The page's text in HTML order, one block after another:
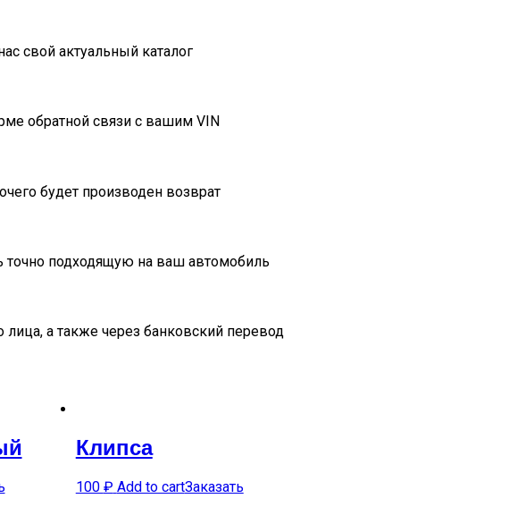
свой актуальный каталог
обратной связи с вашим VIN
будет производен возврат
подходящую на ваш автомобиль
а также через банковский перевод
Клипса
100 ₽ Add to cartЗаказать